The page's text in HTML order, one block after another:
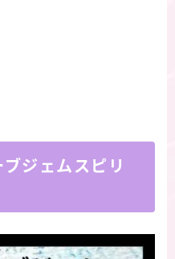
ブジェムスピリ